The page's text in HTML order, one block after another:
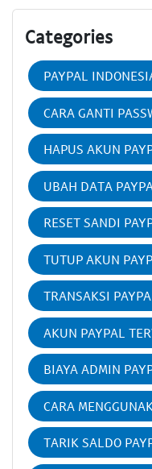
Categories
PAYPAL
CARA GANTI
HAPUS AKUN
UBAH DATA
RESET SANDI
TUTUP AKUN
TRANSAKSI
AKUN PAYPAL
BIAYA ADMIN
CARA
TARIK SALDO